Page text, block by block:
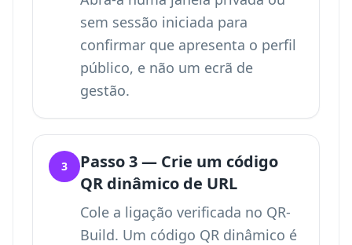
sem sessão iniciada para
confirmar que apresenta o perfil
público, e não um ecrã de
gestão.
3
Passo 3 — Crie um código
QR dinâmico de URL
Cole a ligação verificada no QR-
Build. Um código QR dinâmico é